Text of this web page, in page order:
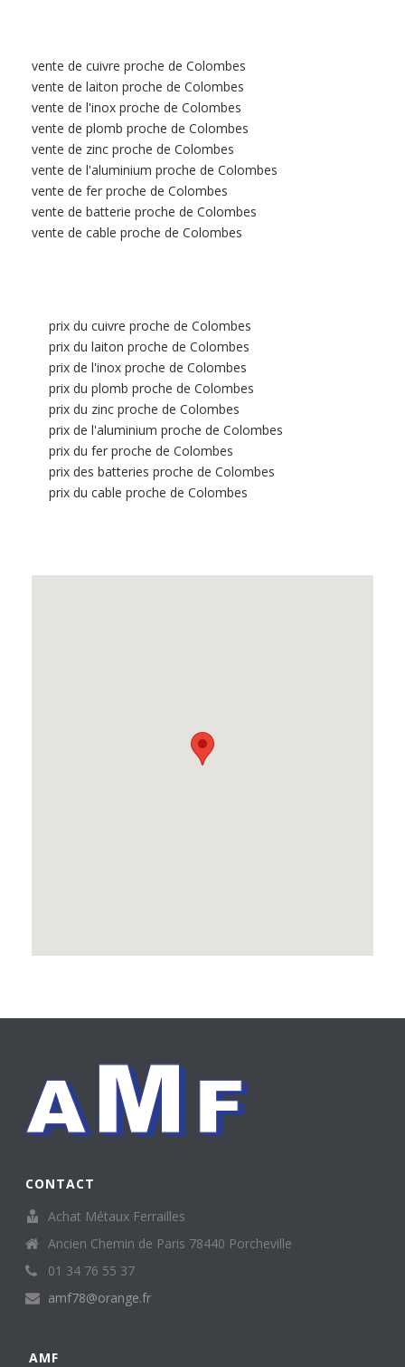
vente de cuivre proche de Colombes
vente de laiton proche de Colombes
vente de l'inox proche de Colombes
vente de plomb proche de Colombes
vente de zinc proche de Colombes
vente de l'aluminium proche de Colombes
vente de fer proche de Colombes
vente de batterie proche de Colombes
vente de cable proche de Colombes
prix du cuivre proche de Colombes
prix du laiton proche de Colombes
prix de l'inox proche de Colombes
prix du plomb proche de Colombes
prix du zinc proche de Colombes
prix de l'aluminium proche de Colombes
prix du fer proche de Colombes
prix des batteries proche de Colombes
prix du cable proche de Colombes
CONTACT
Achat Métaux Ferrailles
Ancien Chemin de Paris 78440 Porcheville
01 34 76 55 37
amf78@orange.fr
AMF